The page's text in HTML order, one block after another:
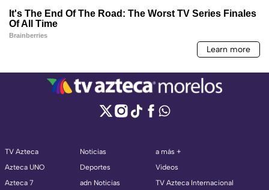
TV Azteca
Azteca UNO
Azteca 7
Noticias
Deportes
adn Noticias
a más +
Videos
TV Azteca Internacional